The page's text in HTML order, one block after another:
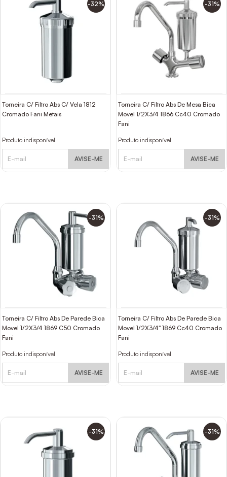
-32%
Torneira C/ Filtro Abs C/ Vela 1812
Cromado Fani Metais
Produto indisponível
AVISE-ME
-31%
Torneira C/ Filtro Abs De Mesa Bica
Movel 1/2X3/4 1866 Cc40 Cromado
Fani
Produto indisponível
AVISE-ME
-31%
Torneira C/ Filtro Abs De Parede Bica
Movel 1/2X3/4 1869 C50 Cromado
Fani
Produto indisponível
AVISE-ME
-31%
Torneira C/ Filtro Abs De Parede Bica
Movel 1/2X3/4" 1869 Cc40 Cromado
Fani
Produto indisponível
AVISE-ME
-31% -31%